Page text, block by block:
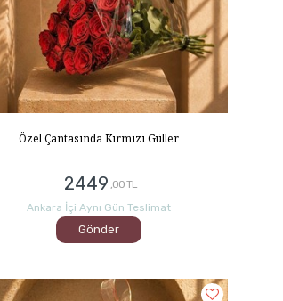
Özel Çantasında Kırmızı Güller
2449 ,00 TL
Ankara İçi Aynı Gün Teslimat
Gönder